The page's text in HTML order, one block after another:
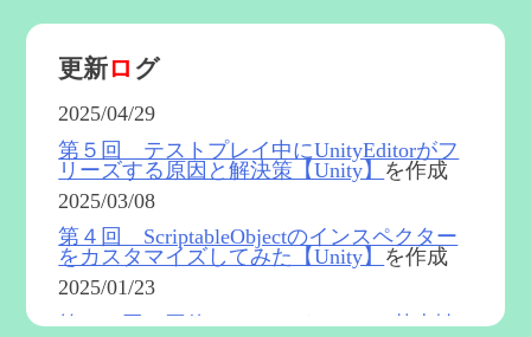
更新ロ グ
2025/04/29
第５回 テストプレイ中にUnityEditorがフ
リーズする原因と解決策【Unity】 を作成
2025/03/08
第４回 ScriptableObjectのインスペクター
をカスタマイズしてみた【Unity】 を作成
2025/01/23
第５４回 召使(アルレッキーノ)の基本性